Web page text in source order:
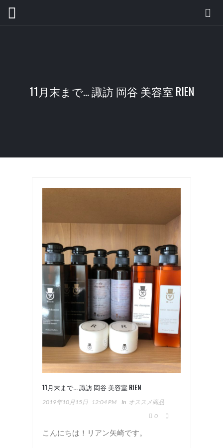
11月末まで… 諏訪 岡谷 美容室 RIEN
11月末まで… 諏訪 岡谷 美容室 RIEN
2019年10月15日 12:04 PM In オススメ商品
0
こんにちは！リアン矢崎です。